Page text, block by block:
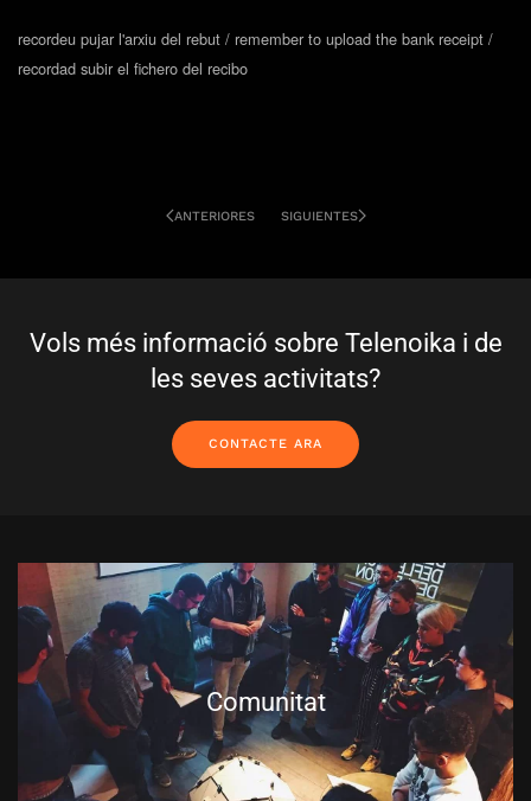
recordeu pujar l'arxiu del rebut / remember to upload the bank receipt /
recordad subir el fichero del recibo
ANTERIORES SIGUIENTES
Vols més informació sobre Telenoika i de
les seves activitats?
CONTACTE ARA
Comunitat